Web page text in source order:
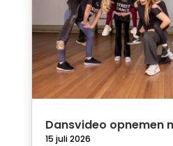
Dansvideo opnemen
15 juli 2026